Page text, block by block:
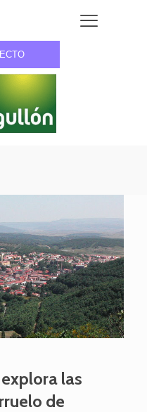
las
de